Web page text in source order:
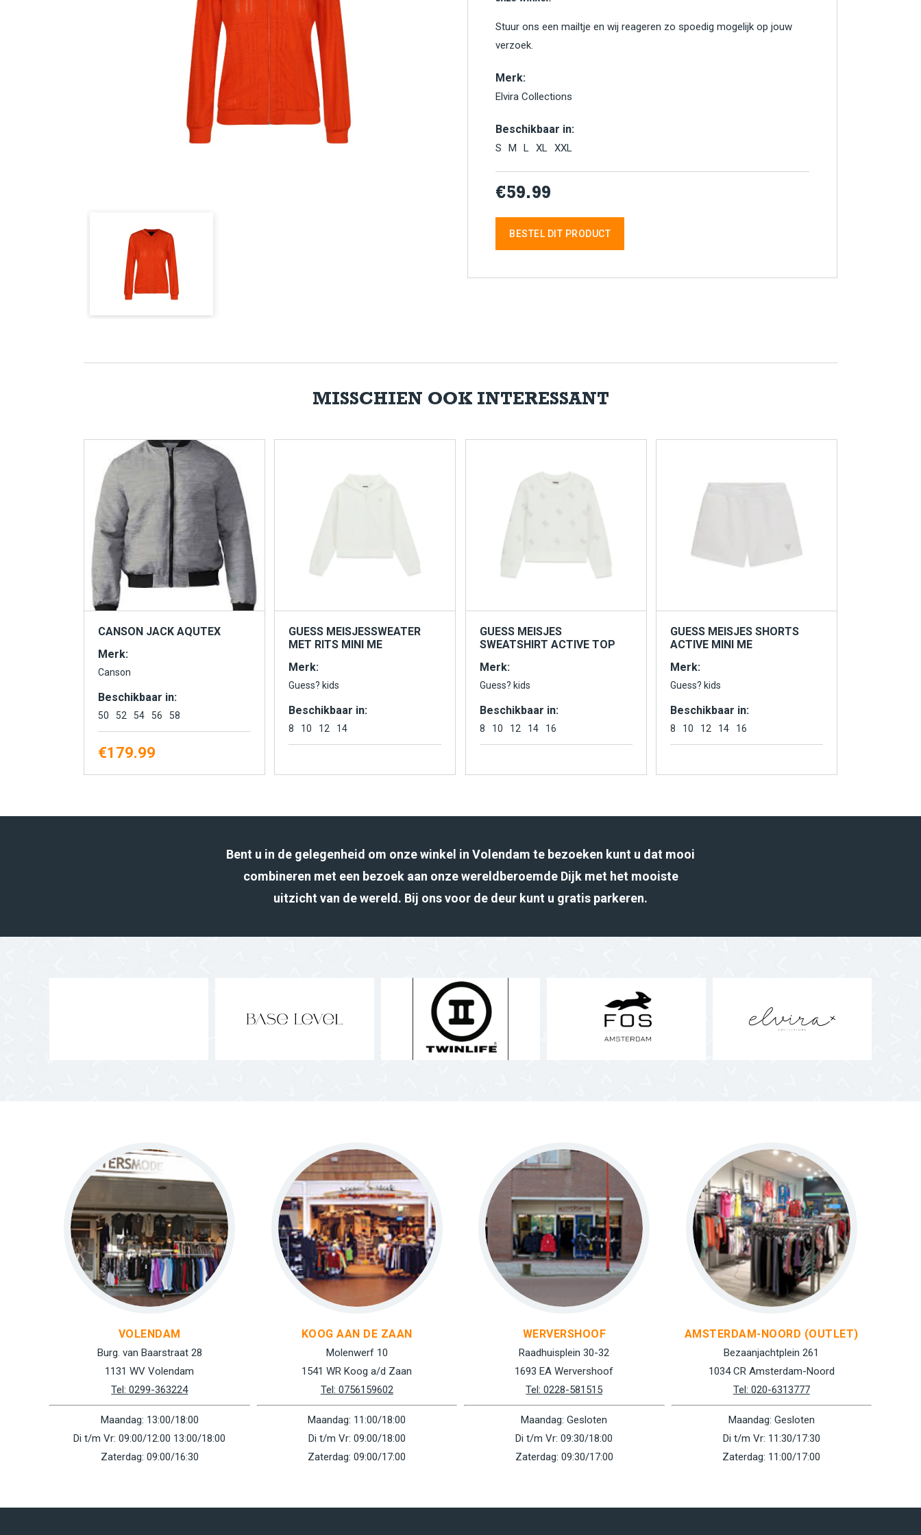
Stuur ons een mailtje en wij reageren zo spoedig mogelijk op jouw
verzoek.
Merk:
Elvira Collections
Beschikbaar in:
S M L XL XXL
€59.99
BESTEL DIT PRODUCT
MISSCHIEN OOK INTERESSANT
CANSON JACK AQUTEX
Merk:
Canson
Beschikbaar in:
50 52 54 56 58
€179.99
GUESS MEISJESSWEATER
MET RITS MINI ME
Merk:
Guess? kids
Beschikbaar in:
8 10 12 14
GUESS MEISJES
SWEATSHIRT ACTIVE TOP
Merk:
Guess? kids
Beschikbaar in:
8 10 12 14 16
GUESS MEISJES SHORTS
ACTIVE MINI ME
Merk:
Guess? kids
Beschikbaar in:
8 10 12 14 16
Bent u in de gelegenheid om onze winkel in Volendam te bezoeken kunt u dat mooi
combineren met een bezoek aan onze wereldberoemde Dijk met het mooiste
uitzicht van de wereld. Bij ons voor de deur kunt u gratis parkeren.
VOLENDAM
Burg. van Baarstraat 28
1131 WV Volendam
Tel: 0299-363224
Maandag: 13:00/18:00
Di t/m Vr: 09:00/12:00 13:00/18:00
Zaterdag: 09:00/16:30
KOOG AAN DE ZAAN
Molenwerf 10
1541 WR Koog a/d Zaan
Tel: 0756159602
Maandag: 11:00/18:00
Di t/m Vr: 09:00/18:00
Zaterdag: 09:00/17:00
WERVERSHOOF
Raadhuisplein 30-32
1693 EA Wervershoof
Tel: 0228-581515
Maandag: Gesloten
Di t/m Vr: 09:30/18:00
Zaterdag: 09:30/17:00
AMSTERDAM-NOORD (OUTLET)
Bezaanjachtplein 261
1034 CR Amsterdam-Noord
Tel: 020-6313777
Maandag: Gesloten
Di t/m Vr: 11:30/17:30
Zaterdag: 11:00/17:00